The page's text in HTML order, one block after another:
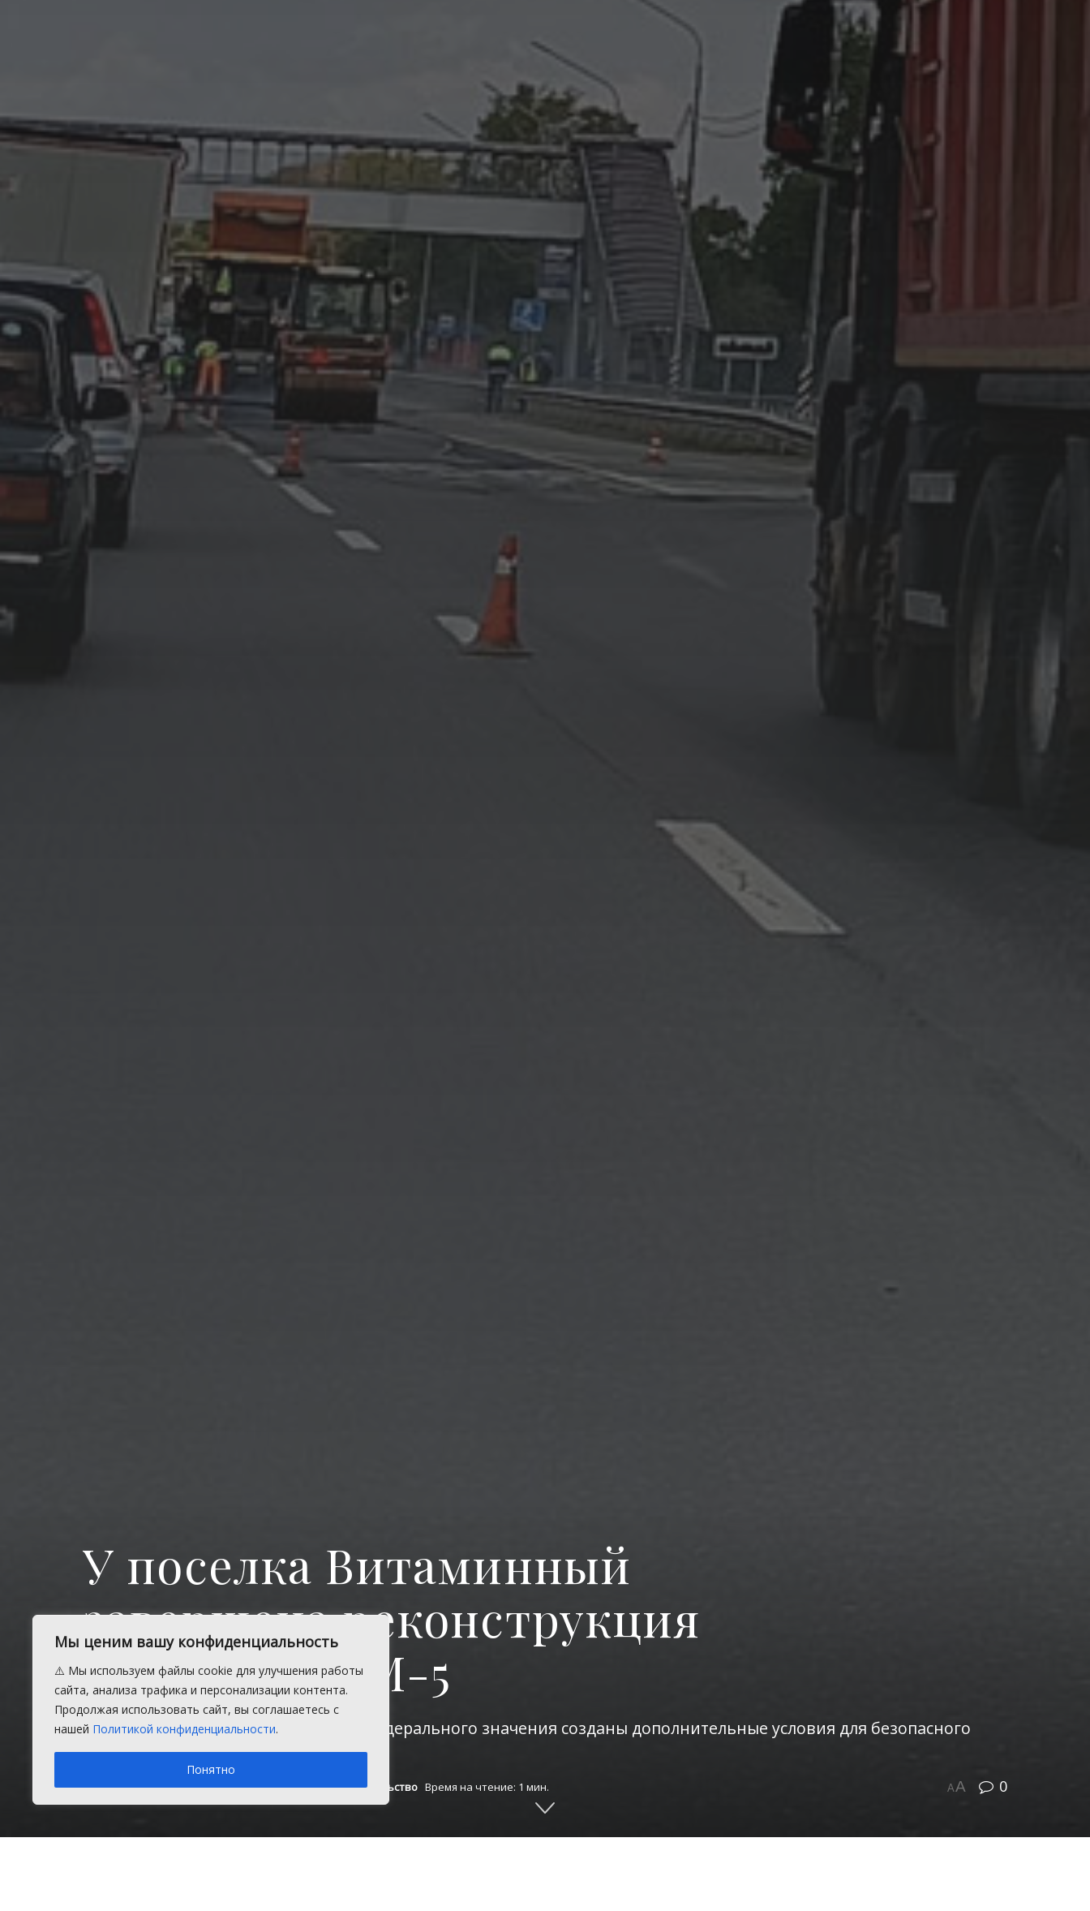
Мы ценим вашу конфиденциальность
⚠️ Мы используем файлы cookie для улучшения работы
сайта, анализа трафика и персонализации контента.
Продолжая использовать сайт, вы соглашаетесь с
нашей Политикой конфиденциальности.
Понятно
У поселка Витаминный
завершена реконструкция
автотрассы М-5
На участке автомобильной дороги федерального значения созданы дополнительные условия для безопасного
движения транспорта.
Вторник, 26 сентября 2023 г. в рубрикеНовости,Строительство Время на чтение: 1 мин. AA 0